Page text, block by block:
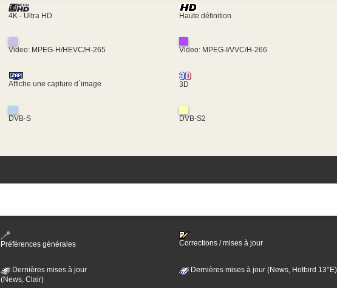
4K - Ultra HD Haute définition
Video: MPEG-H/HEVC/H-265 Video: MPEG-I/VVC/H-266
Affiche une capture d´image 3D
DVB-S DVB-S2
Préférences générales
Corrections / mises à jour
Dernières mises à jour
(News, Clair)
Dernières mises à jour (News, Hotbird 13°E)